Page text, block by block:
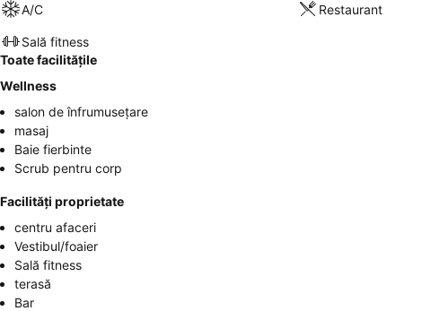
A/C Restaurant
Sală fitness
Toate facilitățile
Wellness
salon de înfrumusețare
masaj
Baie fierbinte
Scrub pentru corp
Facilități proprietate
centru afaceri
Vestibul/foaier
Sală fitness
terasă
Bar